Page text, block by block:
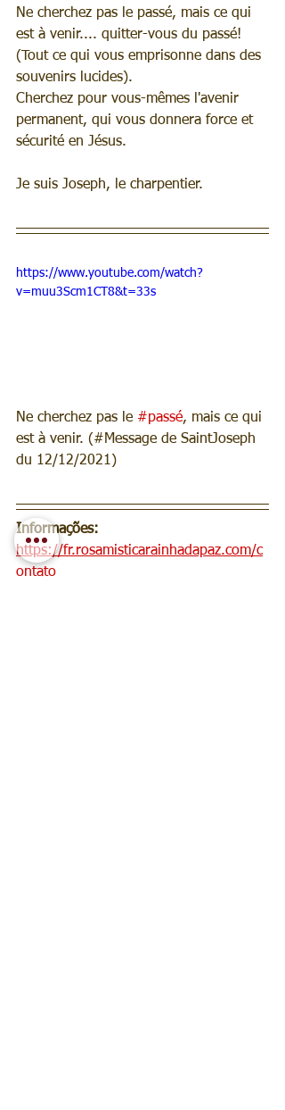
Ne cherchez pas le passé, mais ce qui
est à venir.... quitter-vous du passé!
(Tout ce qui vous emprisonne dans des
souvenirs lucides).
Cherchez pour vous-mêmes l'avenir
permanent, qui vous donnera force et
sécurité en Jésus.
Je suis Joseph, le charpentier.
https://www.youtube.com/watch?
v=muu3Scm1CT8&t=33s
Ne cherchez pas le #passé, mais ce qui
est à venir. (#Message de SaintJoseph
du 12/12/2021)
Informações:
https://fr.rosamisticarainhadapaz.com/c
ontato